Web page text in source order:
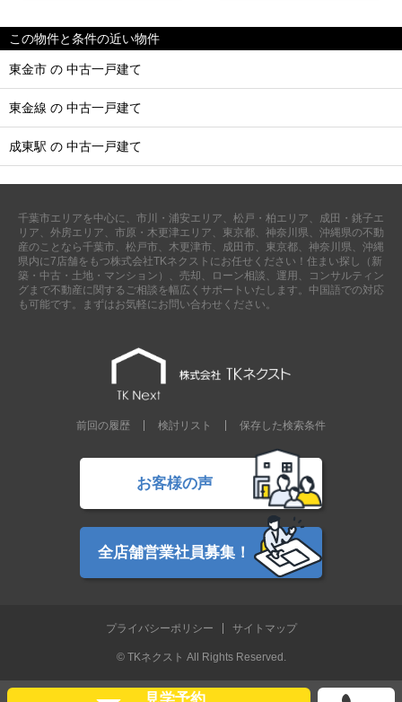
この物件と条件の近い物件
東金市 の 中古一戸建て
東金線 の 中古一戸建て
成東駅 の 中古一戸建て
千葉市エリアを中心に、市川・浦安エリア、松戸・柏エリア、成田・銚子エ
リア、外房エリア、市原・木更津エリア、東京都、神奈川県、沖縄県の不動
産のことなら千葉市、松戸市、木更津市、成田市、東京都、神奈川県、沖縄
県内に7店舗をもつ株式会社TKネクストにお任せください！住まい探し（新
築・中古・土地・マンション）、売却、ローン相談、運用、コンサルティン
グまで不動産に関するご相談を幅広くサポートいたします。中国語での対応
も可能です。まずはお気軽にお問い合わせください。
前回の履歴 検討リスト 保存した検索条件
お客様の声
全店舗営業社員募集！
プライバシーポリシー サイトマップ
© TKネクスト All Rights Reserved.